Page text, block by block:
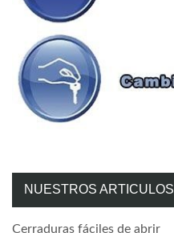
NUESTROS ARTICULOS
Cerraduras fáciles de abrir